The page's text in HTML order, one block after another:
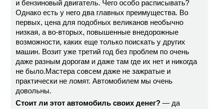
и бензиновый двигатель. Чего особо расписывать?
Однако есть у него два главных преимущества. Во
первых, цена для подобных великанов необычно
низкая, а во-вторых, повышенные внедорожные
возможности, каких еще только поискать у других
машин. Возит уже третий год без проблем по очень
даже разным дорогам и даже там где их нет и никогда
не было.Мастера совсем даже не зажратые и
практически не ломят. Автомобилем мы очень
довольны.
Стоит ли этот автомобиль своих денег? — да